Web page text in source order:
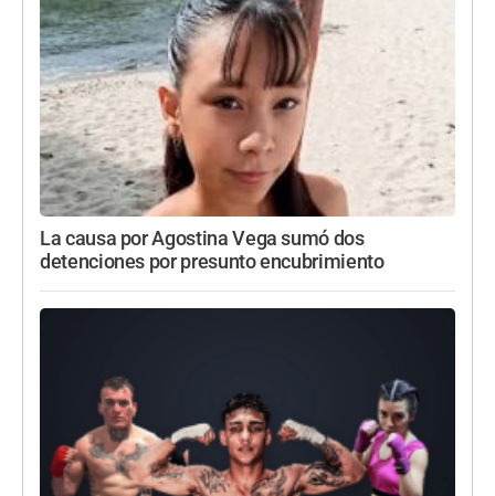
La causa por Agostina Vega sumó dos
detenciones por presunto encubrimiento